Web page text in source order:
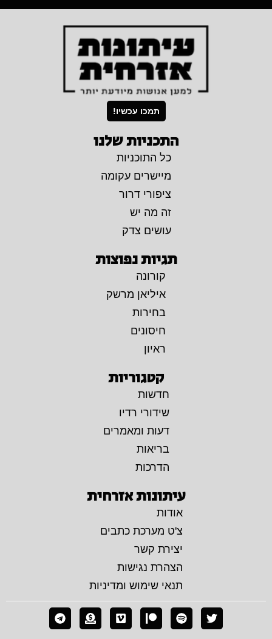
תמכו עכשיו!
התכניות שלנו
כל התוכניות
מיישרים עקומה
ציפורי דרור
זה מה יש
עושים צדק
תגיות נפוצות
קורונה
איליאן מרשק
בחירות
חיסונים
ראיון
קטגוריות
חדשות
שידורי רדיו
דעות ומאמרים
בריאות
הדרכות
עיתונות אזרחית
אודות
צ'ט מערכת כתבים
יצירת קשר
הצהרת נגישות
תנאי שימוש ומדיניות